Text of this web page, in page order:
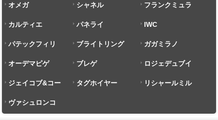
オメガ シャネル フランクミュラ
ー
カルティエ パネライ IWC
パテックフィリ
ップ
ブライトリング ガガミラノ
オーデマピゲ ブレゲ ロジェデュブイ
ジェイコブ&コー タグホイヤー リシャールミル
ヴァシュロンコ